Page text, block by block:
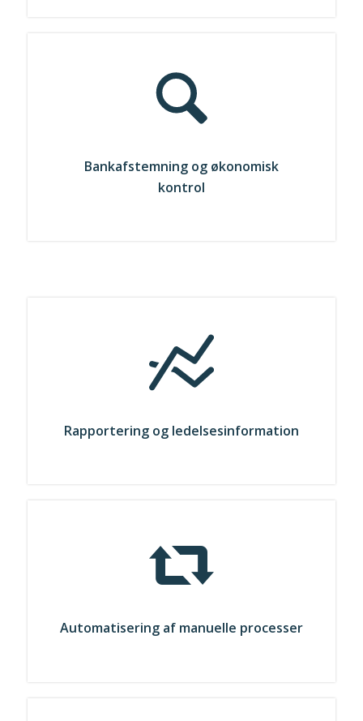
Bankafstemning og økonomisk
kontrol
Rapportering og ledelsesinformation
Automatisering af manuelle processer